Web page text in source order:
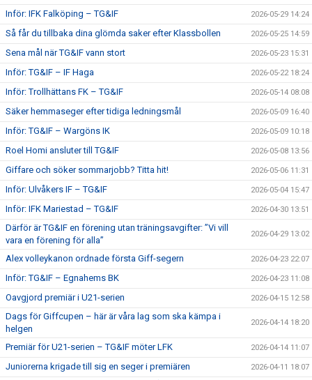
Inför: IFK Falköping – TG&IF 2026-05-29 14:24
Så får du tillbaka dina glömda saker efter Klassbollen 2026-05-25 14:59
Sena mål när TG&IF vann stort 2026-05-23 15:31
Inför: TG&IF – IF Haga 2026-05-22 18:24
Inför: Trollhättans FK – TG&IF 2026-05-14 08:08
Säker hemmaseger efter tidiga ledningsmål 2026-05-09 16:40
Inför: TG&IF – Wargöns IK 2026-05-09 10:18
Roel Homi ansluter till TG&IF 2026-05-08 13:56
Giffare och söker sommarjobb? Titta hit! 2026-05-06 11:31
Inför: Ulvåkers IF – TG&IF 2026-05-04 15:47
Inför: IFK Mariestad – TG&IF 2026-04-30 13:51
Därför är TG&IF en förening utan träningsavgifter: ”Vi vill
vara en förening för alla”
2026-04-29 13:02
Alex volleykanon ordnade första Giff-segern 2026-04-23 22:07
Inför: TG&IF – Egnahems BK 2026-04-23 11:08
Oavgjord premiär i U21-serien 2026-04-15 12:58
Dags för Giffcupen – här är våra lag som ska kämpa i
helgen
2026-04-14 18:20
Premiär för U21-serien – TG&IF möter LFK 2026-04-14 11:07
Juniorerna krigade till sig en seger i premiären 2026-04-11 18:07